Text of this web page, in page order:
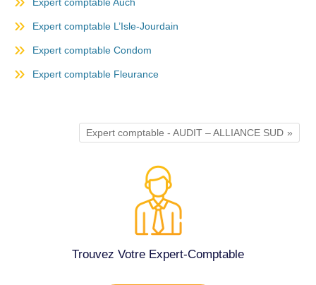
Expert comptable L’Isle-Jourdain
Expert comptable Condom
Expert comptable Fleurance
Expert comptable - AUDIT – ALLIANCE SUD
Trouvez Votre Expert-Comptable